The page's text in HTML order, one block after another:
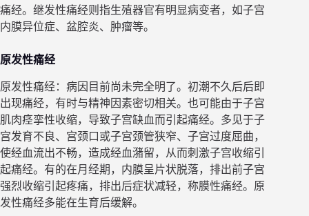
痛经。继发性痛经则指生殖器官有明显病变者，如子宫
内膜异位症、盆腔炎、肿瘤等。
原发性痛经
原发性痛经：病因目前尚未完全明了。初潮不久后后即
出现痛经，有时与精神因素密切相关。也可能由于子宫
肌肉痉挛性收缩，导致子宫缺血而引起痛经。多见于子
宫发育不良、宫颈口或子宫颈管狭窄、子宫过度屈曲，
使经血流出不畅，造成经血潴留，从而刺激子宫收缩引
起痛经。有的在月经期，内膜呈片状脱落，排出前子宫
强烈收缩引起疼痛，排出后症状减轻，称膜性痛经。原
发性痛经多能在生育后缓解。